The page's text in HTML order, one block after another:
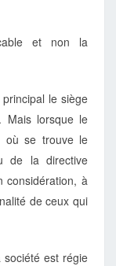
et non la
le siège
. Mais lorsque le
où se trouve le
de la directive
considération, à
de ceux qui
société est régie